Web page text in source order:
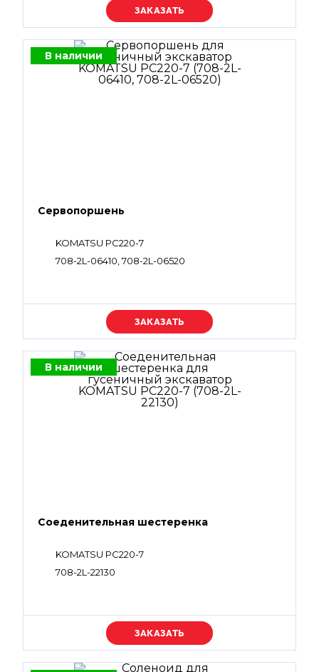
Уточняйте цену
В наличии
Сервопоршень
KOMATSU PC220-7
708-2L-06410, 708-2L-06520
Уточняйте цену
В наличии
Соеденительная шестеренка
KOMATSU PC220-7
708-2L-22130
Уточняйте цену